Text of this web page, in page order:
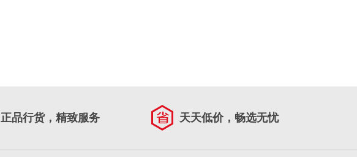
正品行货，精致服务 天天低价，畅选无忧